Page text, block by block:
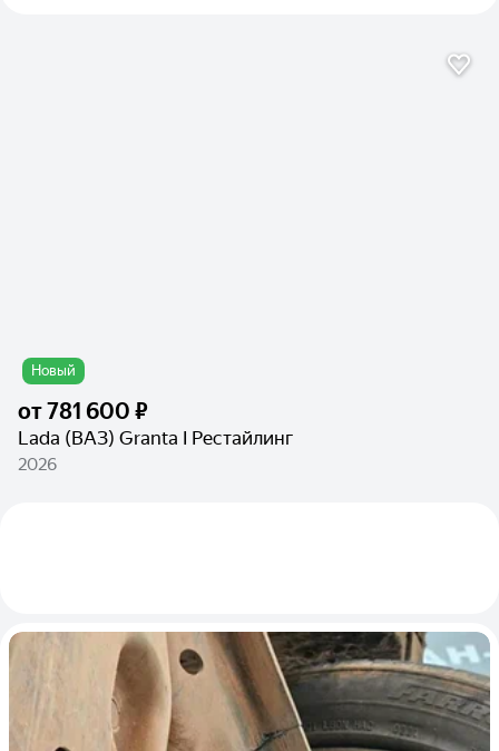
Новый
от781 600 ₽
Lada (ВАЗ) Granta I Рестайлинг
2026